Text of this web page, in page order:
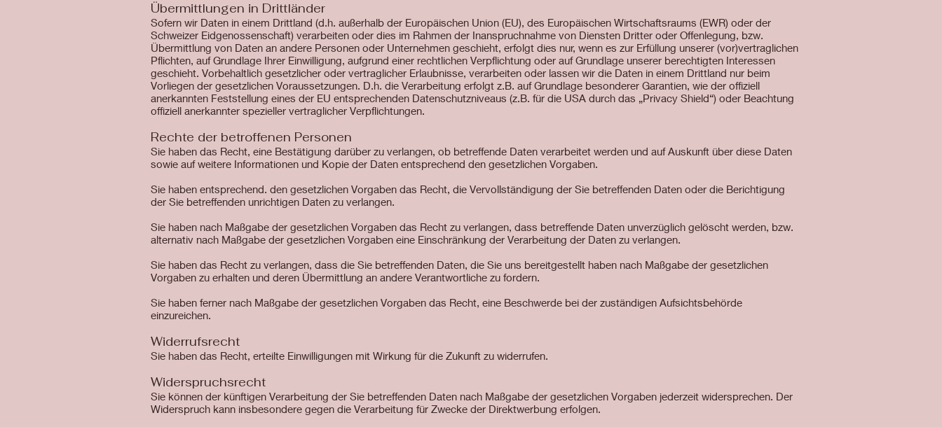
Übermittlungen in Drittländer
Sofern wir Daten in einem Drittland (d.h. außerhalb der Europäischen Union (EU), des Europäischen Wirtschaftsraums (EWR) oder der
Schweizer Eidgenossenschaft) verarbeiten oder dies im Rahmen der Inanspruchnahme von Diensten Dritter oder Offenlegung, bzw.
Übermittlung von Daten an andere Personen oder Unternehmen geschieht, erfolgt dies nur, wenn es zur Erfüllung unserer (vor)vertraglichen
Pflichten, auf Grundlage Ihrer Einwilligung, aufgrund einer rechtlichen Verpflichtung oder auf Grundlage unserer berechtigten Interessen
geschieht. Vorbehaltlich gesetzlicher oder vertraglicher Erlaubnisse, verarbeiten oder lassen wir die Daten in einem Drittland nur beim
Vorliegen der gesetzlichen Voraussetzungen. D.h. die Verarbeitung erfolgt z.B. auf Grundlage besonderer Garantien, wie der offiziell
anerkannten Feststellung eines der EU entsprechenden Datenschutzniveaus (z.B. für die USA durch das „Privacy Shield“) oder Beachtung
offiziell anerkannter spezieller vertraglicher Verpflichtungen.
Rechte der betroffenen Personen
Sie haben das Recht, eine Bestätigung darüber zu verlangen, ob betreffende Daten verarbeitet werden und auf Auskunft über diese Daten
sowie auf weitere Informationen und Kopie der Daten entsprechend den gesetzlichen Vorgaben.
Sie haben entsprechend. den gesetzlichen Vorgaben das Recht, die Vervollständigung der Sie betreffenden Daten oder die Berichtigung
der Sie betreffenden unrichtigen Daten zu verlangen.
Sie haben nach Maßgabe der gesetzlichen Vorgaben das Recht zu verlangen, dass betreffende Daten unverzüglich gelöscht werden, bzw.
alternativ nach Maßgabe der gesetzlichen Vorgaben eine Einschränkung der Verarbeitung der Daten zu verlangen.
Sie haben das Recht zu verlangen, dass die Sie betreffenden Daten, die Sie uns bereitgestellt haben nach Maßgabe der gesetzlichen
Vorgaben zu erhalten und deren Übermittlung an andere Verantwortliche zu fordern.
Sie haben ferner nach Maßgabe der gesetzlichen Vorgaben das Recht, eine Beschwerde bei der zuständigen Aufsichtsbehörde
einzureichen.
Widerrufsrecht
Sie haben das Recht, erteilte Einwilligungen mit Wirkung für die Zukunft zu widerrufen.
Widerspruchsrecht
Sie können der künftigen Verarbeitung der Sie betreffenden Daten nach Maßgabe der gesetzlichen Vorgaben jederzeit widersprechen. Der
Widerspruch kann insbesondere gegen die Verarbeitung für Zwecke der Direktwerbung erfolgen.